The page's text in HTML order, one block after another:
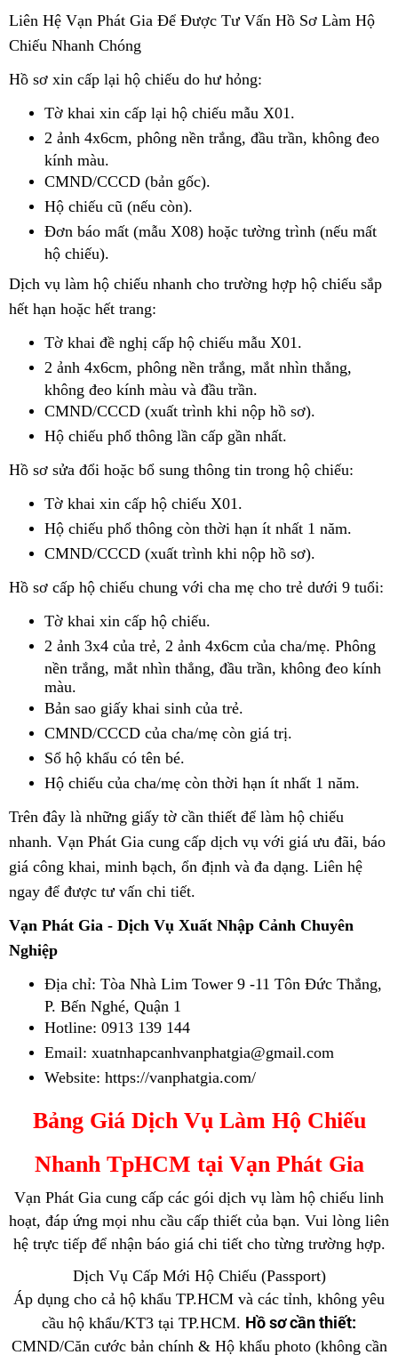
Liên Hệ Vạn Phát Gia Để Được Tư Vấn Hồ Sơ Làm Hộ
Chiếu Nhanh Chóng
Hồ sơ xin cấp lại hộ chiếu do hư hỏng:
Tờ khai xin cấp lại hộ chiếu mẫu X01.
2 ảnh 4x6cm, phông nền trắng, đầu trần, không đeo
kính màu.
CMND/CCCD (bản gốc).
Hộ chiếu cũ (nếu còn).
Đơn báo mất (mẫu X08) hoặc tường trình (nếu mất
hộ chiếu).
Dịch vụ làm hộ chiếu nhanh cho trường hợp hộ chiếu sắp
hết hạn hoặc hết trang:
Tờ khai đề nghị cấp hộ chiếu mẫu X01.
2 ảnh 4x6cm, phông nền trắng, mắt nhìn thẳng,
không đeo kính màu và đầu trần.
CMND/CCCD (xuất trình khi nộp hồ sơ).
Hộ chiếu phổ thông lần cấp gần nhất.
Hồ sơ sửa đổi hoặc bổ sung thông tin trong hộ chiếu:
Tờ khai xin cấp hộ chiếu X01.
Hộ chiếu phổ thông còn thời hạn ít nhất 1 năm.
CMND/CCCD (xuất trình khi nộp hồ sơ).
Hồ sơ cấp hộ chiếu chung với cha mẹ cho trẻ dưới 9 tuổi:
Tờ khai xin cấp hộ chiếu.
2 ảnh 3x4 của trẻ, 2 ảnh 4x6cm của cha/mẹ. Phông
nền trắng, mắt nhìn thẳng, đầu trần, không đeo kính
màu.
Bản sao giấy khai sinh của trẻ.
CMND/CCCD của cha/mẹ còn giá trị.
Sổ hộ khẩu có tên bé.
Hộ chiếu của cha/mẹ còn thời hạn ít nhất 1 năm.
Trên đây là những giấy tờ cần thiết để làm hộ chiếu
nhanh. Vạn Phát Gia cung cấp dịch vụ với giá ưu đãi, báo
giá công khai, minh bạch, ổn định và đa dạng. Liên hệ
ngay để được tư vấn chi tiết.
Vạn Phát Gia - Dịch Vụ Xuất Nhập Cảnh Chuyên
Nghiệp
Địa chỉ: Tòa Nhà Lim Tower 9 -11 Tôn Đức Thắng,
P. Bến Nghé, Quận 1
Hotline: 0913 139 144
Email: xuatnhapcanhvanphatgia@gmail.com
Website: https://vanphatgia.com/
Bảng Giá Dịch Vụ Làm Hộ Chiếu
Nhanh TpHCM tại Vạn Phát Gia
Vạn Phát Gia cung cấp các gói dịch vụ làm hộ chiếu linh
hoạt, đáp ứng mọi nhu cầu cấp thiết của bạn. Vui lòng liên
hệ trực tiếp để nhận báo giá chi tiết cho từng trường hợp.
Dịch Vụ Cấp Mới Hộ Chiếu (Passport)
Áp dụng cho cả hộ khẩu TP.HCM và các tỉnh, không yêu
cầu hộ khẩu/KT3 tại TP.HCM. Hồ sơ cần thiết:
CMND/Căn cước bản chính & Hộ khẩu photo (không cần